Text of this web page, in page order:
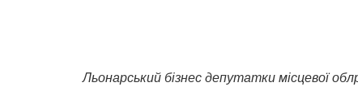
Льонарський бізнес депутатки місцевої